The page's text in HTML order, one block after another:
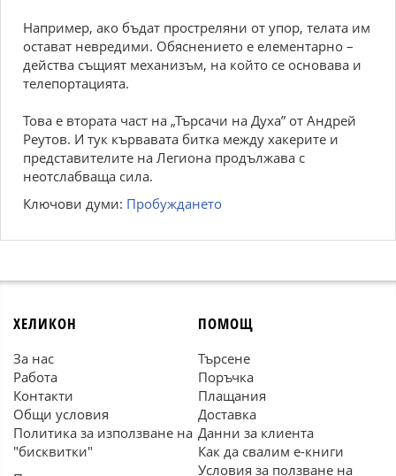
Например, ако бъдат простреляни от упор, телата им
остават невредими. Обяснението е елементарно –
действа същият механизъм, на който се основава и
телепортацията.
Това е втората част на „Търсачи на Духа” от Андрей
Реутов. И тук кървавата битка между хакерите и
представителите на Легиона продължава с
неотслабваща сила.
Ключови думи: Пробуждането
ХЕЛИКОН
За нас
Работа
Контакти
Общи условия
Политика за използване на
"бисквитки"
ПОМОЩ
Търсене
Поръчка
Плащания
Доставка
Данни за клиента
Как да свалим е-книги
Условия за ползване на